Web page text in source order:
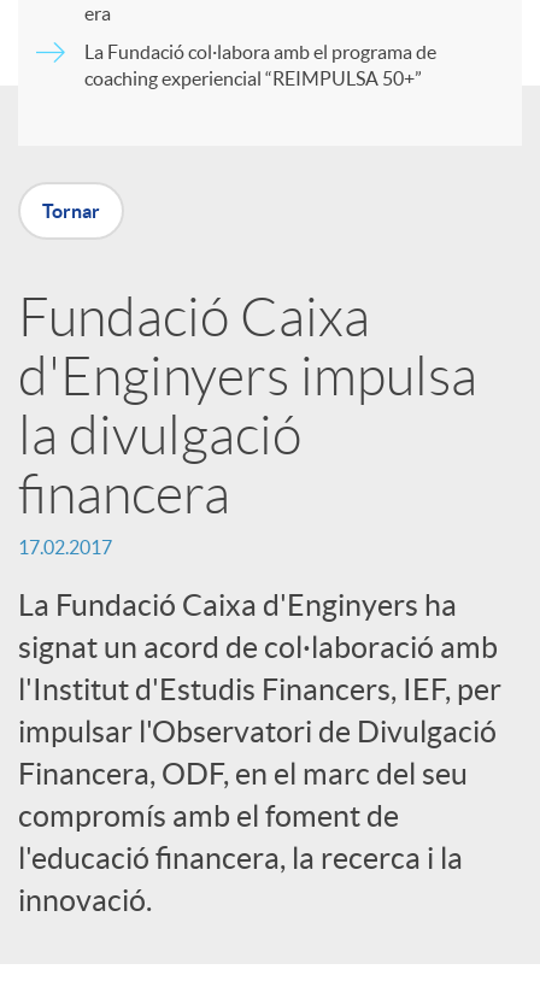
t
r
X
a
r
x
e
s
S
o
era
La Fundació col·labora amb el programa de
coaching experiencial “REIMPULSA 50+”
Tornar
Fundació Caixa
d'Enginyers impulsa
la divulgació
financera
17.02.2017
La Fundació Caixa d'Enginyers ha
signat un acord de col·laboració amb
l'Institut d'Estudis Financers, IEF, per
impulsar l'Observatori de Divulgació
Financera, ODF, en el marc del seu
compromís amb el foment de
l'educació financera, la recerca i la
innovació.